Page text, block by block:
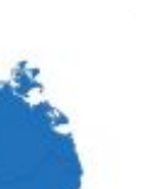
2020 für
für in
mit
der